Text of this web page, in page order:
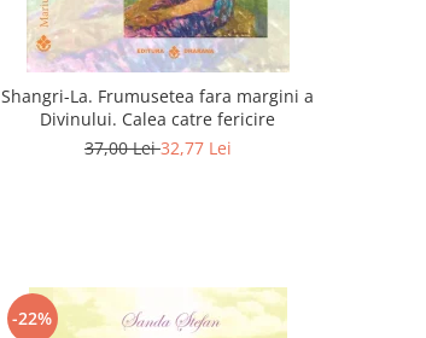
Shangri-La. Frumusetea fara margini a
Divinului. Calea catre fericire
37,00 Lei32,77 Lei
-22%